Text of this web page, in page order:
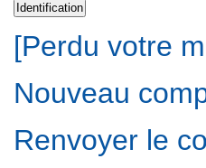
[Perdu votre
Nouveau
Renvoyer le